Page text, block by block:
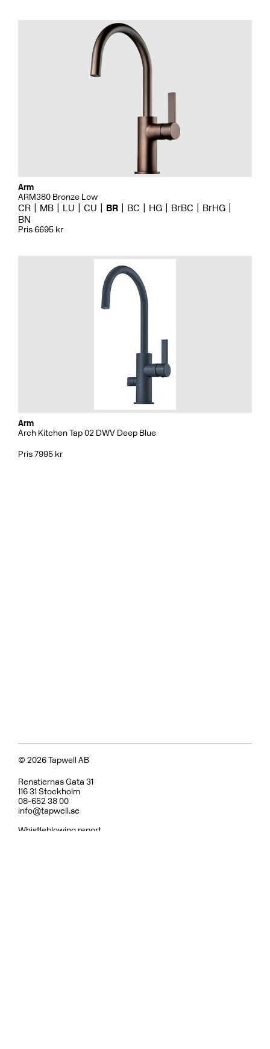
Arm
ARM380 Bronze Low
CR MB LU CU BR BC HG BrBC
BrHG
BN
Pris 6695 kr
Arm
Arch Kitchen Tap 02 DWV Deep Blue
Pris 7995 kr
© 2026 Tapwell AB
Renstiernas Gata 31
116 31 Stockholm
08-652 38 00
info@tapwell.se
Whistleblowing report